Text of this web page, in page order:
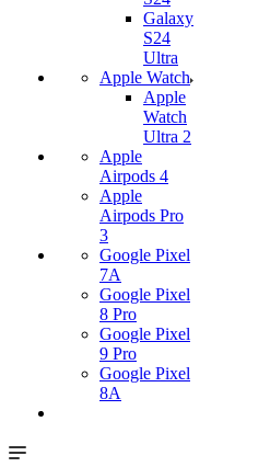
Galaxy
S24
Ultra
Apple Watch
Apple
Watch
Ultra 2
Apple
Airpods 4
Apple
Airpods Pro
3
Google Pixel
7А
Google Pixel
8 Pro
Google Pixel
9 Pro
Google Pixel
8A